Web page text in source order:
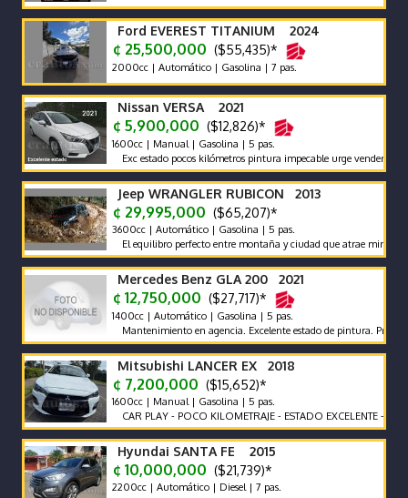
Ford EVEREST TITANIUM 2024
¢ 25,500,000 ($55,435)*
2000cc | Automático | Gasolina | 7 pas.
Nissan VERSA 2021
¢ 5,900,000 ($12,826)*
1600cc | Manual | Gasolina | 5 pas.
Exc estado pocos kilómetros pintura impecable urge vender motivo
Jeep WRANGLER RUBICON 2013
¢ 29,995,000 ($65,207)*
3600cc | Automático | Gasolina | 5 pas.
El equilibro perfecto entre montaña y ciudad que atrae miradas - NO
Mercedes Benz GLA 200 2021
¢ 12,750,000 ($27,717)*
1400cc | Automático | Gasolina | 5 pas.
Mantenimiento en agencia. Excelente estado de pintura. Precio
Mitsubishi LANCER EX 2018
¢ 7,200,000 ($15,652)*
1600cc | Manual | Gasolina | 5 pas.
CAR PLAY - POCO KILOMETRAJE - ESTADO EXCELENTE -
Hyundai SANTA FE 2015
¢ 10,000,000 ($21,739)*
2200cc | Automático | Diesel | 7 pas.